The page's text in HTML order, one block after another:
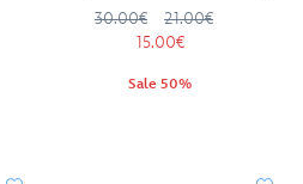
30.00€
21.00€
15.00€
Sale 50%